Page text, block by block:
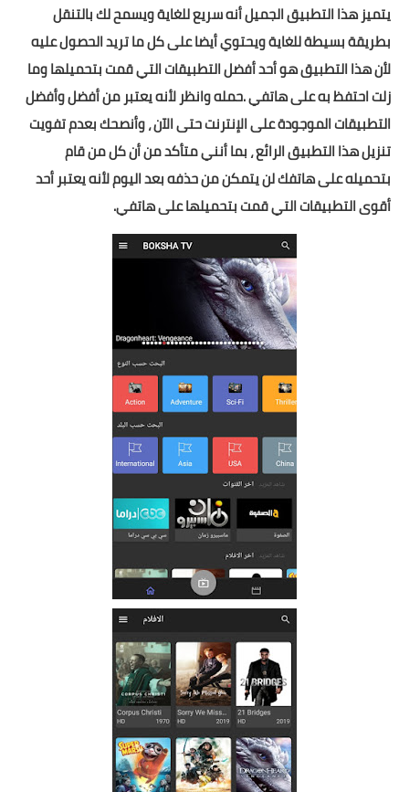
يتميز هذا التطبيق الجميل أنه سريع للغاية ويسمح لك بالتنقل
بطريقة بسيطة للغاية ويحتوي أيضا على كل ما تريد الحصول عليه
لأن هذا التطبيق هو أحد أفضل التطبيقات التي قمت بتحميلها وما
زلت احتفظ به على هاتفي .حمله وانظر لأنه يعتبر من أفضل وأفضل
التطبيقات الموجودة على الإنترنت حتى الآن ، وأنصحك بعدم تفويت
تنزيل هذا التطبيق الرائع ، بما أنني متأكد من أن كل من قام
بتحميله على هاتفك لن يتمكن من حذفه بعد اليوم لأنه يعتبر أحد
أقوى التطبيقات التي قمت بتحميلها على هاتفي.